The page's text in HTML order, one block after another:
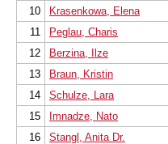
10
Krasenkowa, Elena
11
Peglau, Charis
12
Berzina, Ilze
13
Braun, Kristin
14
Schulze, Lara
15
Imnadze, Nato
16
Stangl, Anita Dr.